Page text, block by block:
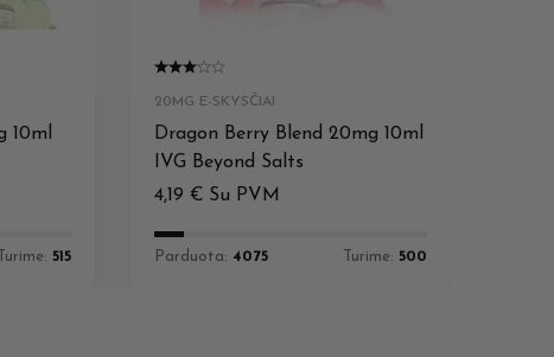
10ml
Turime: 515
20MG E-SKYSČIAI
Dragon Berry Blend 20mg 10ml
IVG Beyond Salts
4,19 € Su PVM
Parduota: 4075 Turime: 500